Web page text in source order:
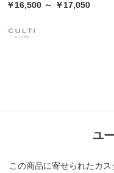
￥16,500 ～ ￥17,050
ユ
この商品に寄せられたカ